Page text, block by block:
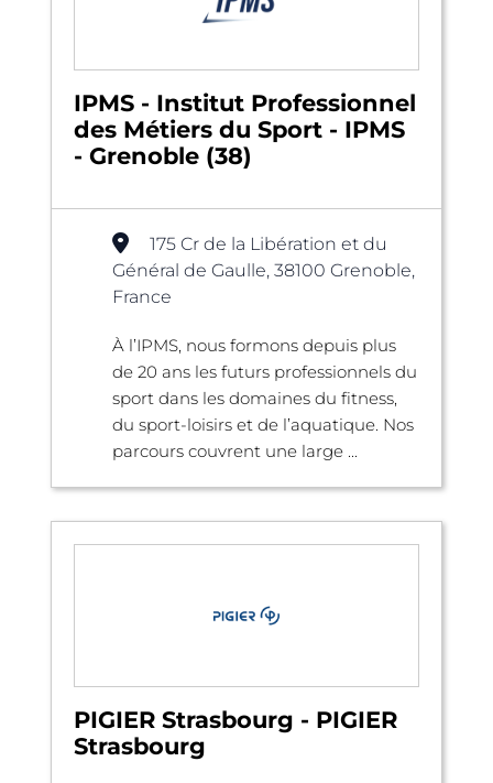
IPMS - Institut Professionnel
des Métiers du Sport - IPMS
- Grenoble (38)
175 Cr de la Libération et du
Général de Gaulle, 38100 Grenoble,
France
À l’IPMS, nous formons depuis plus
de 20 ans les futurs professionnels du
sport dans les domaines du fitness,
du sport-loisirs et de l’aquatique. Nos
parcours couvrent une large ...
PIGIER Strasbourg - PIGIER
Strasbourg